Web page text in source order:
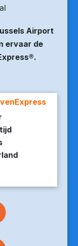
Airport
ervaar de